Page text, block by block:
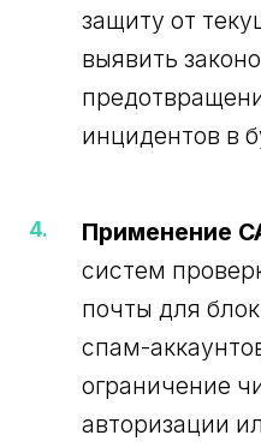
защиту от
выявить
инцидентов в
Применение
систем
почты для
спам-
ограничение
авторизации